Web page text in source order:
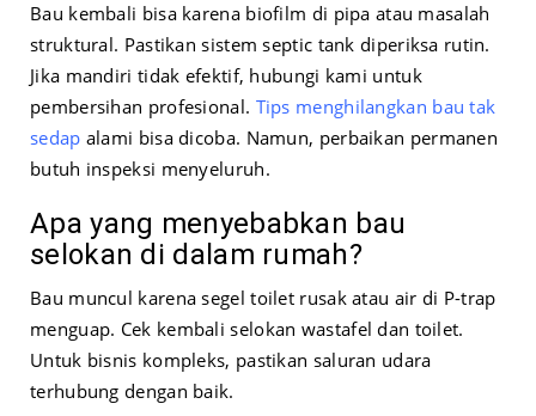
Bau kembali bisa karena biofilm di pipa atau masalah
struktural. Pastikan sistem septic tank diperiksa rutin.
Jika mandiri tidak efektif, hubungi kami untuk
pembersihan profesional. Tips menghilangkan bau tak
sedap alami bisa dicoba. Namun, perbaikan permanen
butuh inspeksi menyeluruh.
Apa yang menyebabkan bau
selokan di dalam rumah?
Bau muncul karena segel toilet rusak atau air di P-trap
menguap. Cek kembali selokan wastafel dan toilet.
Untuk bisnis kompleks, pastikan saluran udara
terhubung dengan baik.